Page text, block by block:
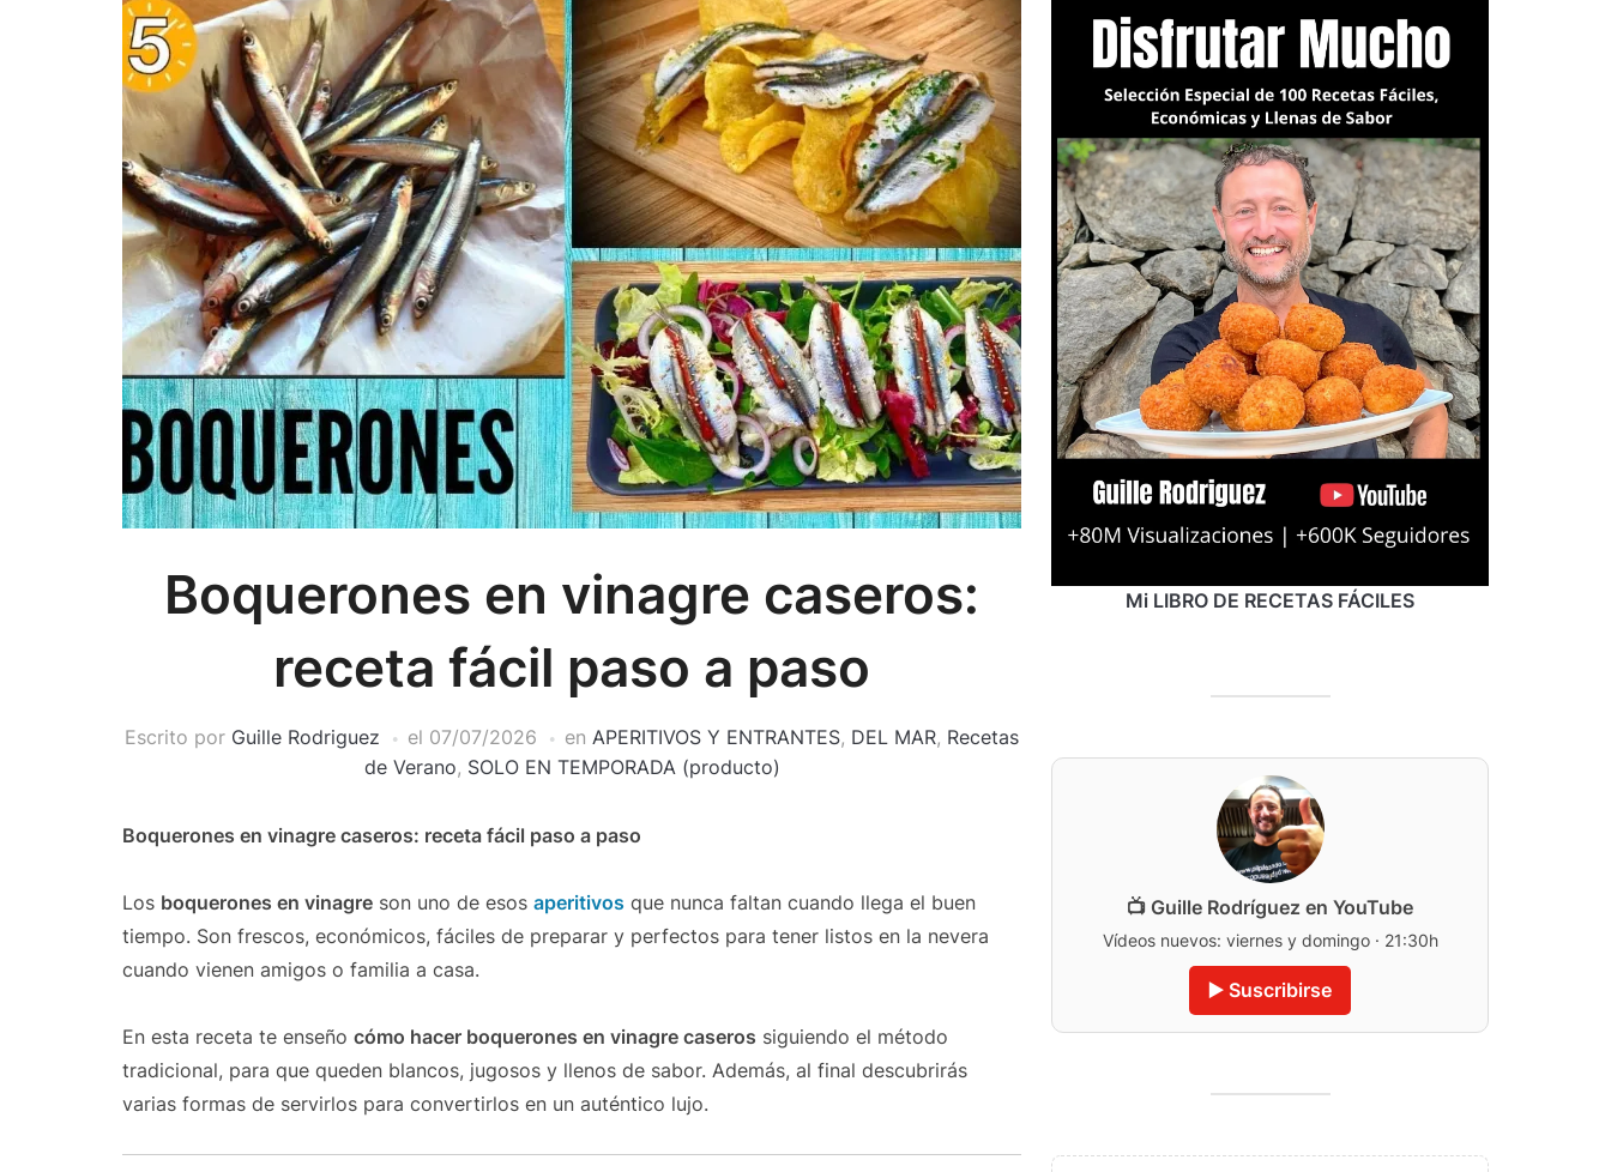
Boquerones en vinagre caseros:
receta fácil paso a paso
Escrito por Guille Rodriguez el 07/07/2026 en APERITIVOS Y ENTRANTES, DEL MAR, Recetas
de Verano, SOLO EN TEMPORADA (producto)
Boquerones en vinagre caseros: receta fácil paso a paso
Los boquerones en vinagre son uno de esos aperitivos que nunca faltan cuando llega el buen
tiempo. Son frescos, económicos, fáciles de preparar y perfectos para tener listos en la nevera
cuando vienen amigos o familia a casa.
En esta receta te enseño cómo hacer boquerones en vinagre caseros siguiendo el método
tradicional, para que queden blancos, jugosos y llenos de sabor. Además, al final descubrirás
varias formas de servirlos para convertirlos en un auténtico lujo.
Mi LIBRO DE RECETAS FÁCILES
📺 Guille Rodríguez en YouTube
Vídeos nuevos: viernes y domingo · 21:30h
▶️ Suscribirse